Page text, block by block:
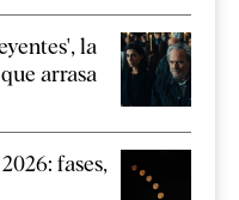
la
arrasa
fases,